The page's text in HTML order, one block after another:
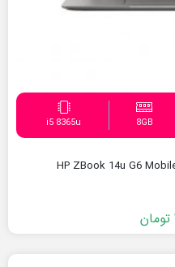
8GB
i5 8365u
تومان